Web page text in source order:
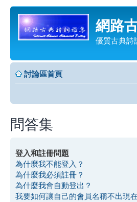
網路
優質古典詩
討論區首頁
問答集
登入和註冊問題
為什麼我不能登入？
為什麼我必須註冊？
為什麼我會自動登出？
我要如何讓自己的會員名稱不出現